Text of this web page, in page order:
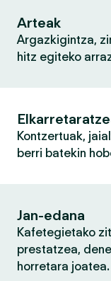
Arteak
Argazkigintza,
hitz egiteko
Kontzertuak,
berri batekin
Jan-edana
Kafetegietako
prestatzea,
horretara joatea.